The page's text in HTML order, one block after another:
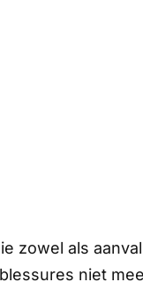
zowel als
niet